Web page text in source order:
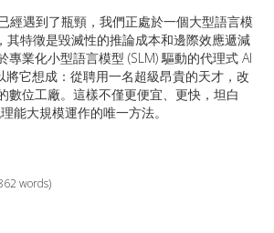
經遇到了瓶頸，我們正處於一個大型語言模
其特徵是毀滅性的推論成本和邊際效應遞減
專業化小型語言模型 (SLM) 驅動的代理式 AI
將它想成：從聘用一名超級昂貴的天才，改
數位工廠。這樣不僅更便宜、更快，坦白
能大規模運作的唯一方法。
words)